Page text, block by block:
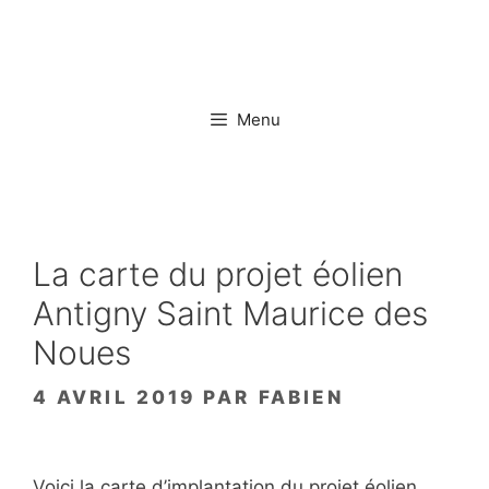
Menu
La carte du projet éolien
Antigny Saint Maurice des
Noues
4 AVRIL 2019 PAR FABIEN